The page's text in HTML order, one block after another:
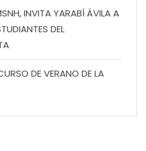
INVITA YARABÍ ÁVILA A
DEL
DE VERANO DE LA